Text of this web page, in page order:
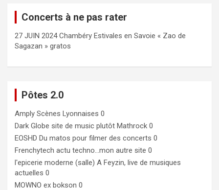
Concerts à ne pas rater
27 JUIN 2024 Chambéry Estivales en Savoie « Zao de
Sagazan » gratos
Pôtes 2.0
Amply Scènes Lyonnaises 0
Dark Globe site de music plutôt Mathrock 0
EOSHD Du matos pour filmer des concerts 0
Frenchytech actu techno…mon autre site 0
l'epicerie moderne (salle) A Feyzin, live de musiques
actuelles 0
MOWNO ex bokson 0